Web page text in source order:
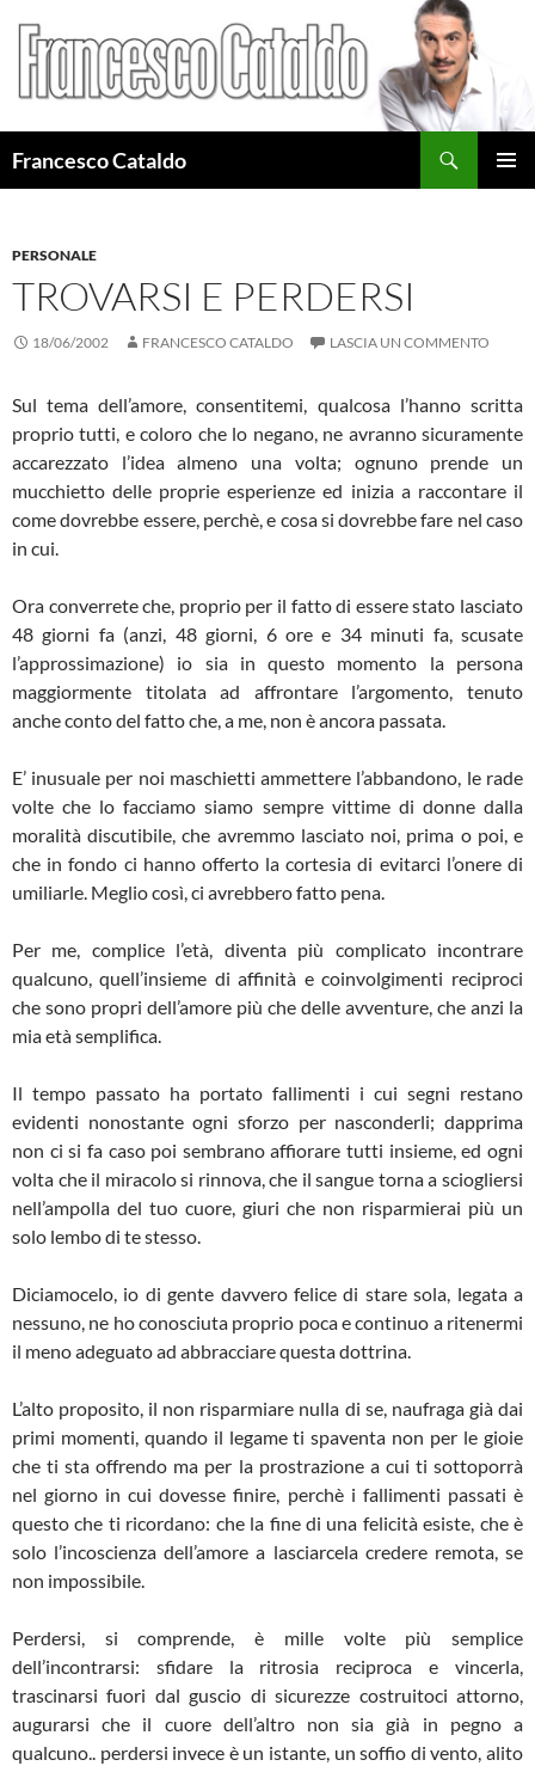
Francesco Cataldo
PERSONALE
TROVARSI E PERDERSI
18/06/2002 FRANCESCO CATALDO LASCIA UN COMMENTO
Sul tema dell’amore, consentitemi, qualcosa l’hanno scritta
proprio tutti, e coloro che lo negano, ne avranno sicuramente
accarezzato l’idea almeno una volta; ognuno prende un
mucchietto delle proprie esperienze ed inizia a raccontare il
come dovrebbe essere, perchè, e cosa si dovrebbe fare nel caso
in cui.
Ora converrete che, proprio per il fatto di essere stato lasciato
48 giorni fa (anzi, 48 giorni, 6 ore e 34 minuti fa, scusate
l’approssimazione) io sia in questo momento la persona
maggiormente titolata ad affrontare l’argomento, tenuto
anche conto del fatto che, a me, non è ancora passata.
E’ inusuale per noi maschietti ammettere l’abbandono, le rade
volte che lo facciamo siamo sempre vittime di donne dalla
moralità discutibile, che avremmo lasciato noi, prima o poi, e
che in fondo ci hanno offerto la cortesia di evitarci l’onere di
umiliarle. Meglio così, ci avrebbero fatto pena.
Per me, complice l’età, diventa più complicato incontrare
qualcuno, quell’insieme di affinità e coinvolgimenti reciproci
che sono propri dell’amore più che delle avventure, che anzi la
mia età semplifica.
Il tempo passato ha portato fallimenti i cui segni restano
evidenti nonostante ogni sforzo per nasconderli; dapprima
non ci si fa caso poi sembrano affiorare tutti insieme, ed ogni
volta che il miracolo si rinnova, che il sangue torna a sciogliersi
nell’ampolla del tuo cuore, giuri che non risparmierai più un
solo lembo di te stesso.
Diciamocelo, io di gente davvero felice di stare sola, legata a
nessuno, ne ho conosciuta proprio poca e continuo a ritenermi
il meno adeguato ad abbracciare questa dottrina.
L’alto proposito, il non risparmiare nulla di se, naufraga già dai
primi momenti, quando il legame ti spaventa non per le gioie
che ti sta offrendo ma per la prostrazione a cui ti sottoporrà
nel giorno in cui dovesse finire, perchè i fallimenti passati è
questo che ti ricordano: che la fine di una felicità esiste, che è
solo l’incoscienza dell’amore a lasciarcela credere remota, se
non impossibile.
Perdersi, si comprende, è mille volte più semplice
dell’incontrarsi: sfidare la ritrosia reciproca e vincerla,
trascinarsi fuori dal guscio di sicurezze costruitoci attorno,
augurarsi che il cuore dell’altro non sia già in pegno a
qualcuno.. perdersi invece è un istante, un soffio di vento, alito